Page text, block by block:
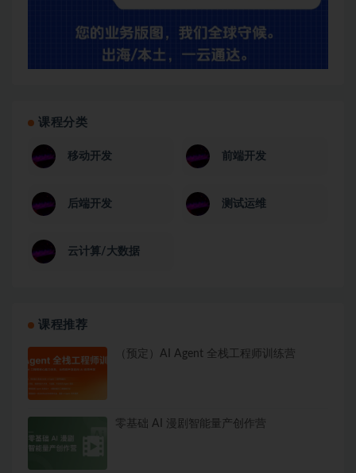
课程分类
移动开发 前端开发
后端开发 测试运维
云计算/大数据
课程推荐
（预定）AI Agent 全栈工程师训练营
零基础 AI 漫剧智能量产创作营